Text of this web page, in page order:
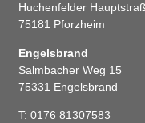
Huchenfelder
75181 Pforzheim
Engelsbrand
Salmbacher Weg 15
75331 Engelsbrand
T: 0176 81307583